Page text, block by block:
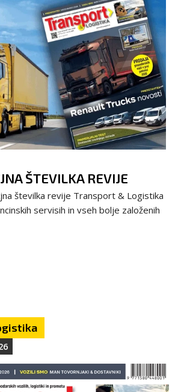
ŠTEVILKA REVIJE
številka revije Transport & Logistika
servisih in vseh bolje založenih